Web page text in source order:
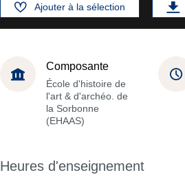
Ajouter à la sélection
Composante
École d'histoire de
l'art & d'archéo. de
la Sorbonne
(EHAAS)
Heures d'enseignement